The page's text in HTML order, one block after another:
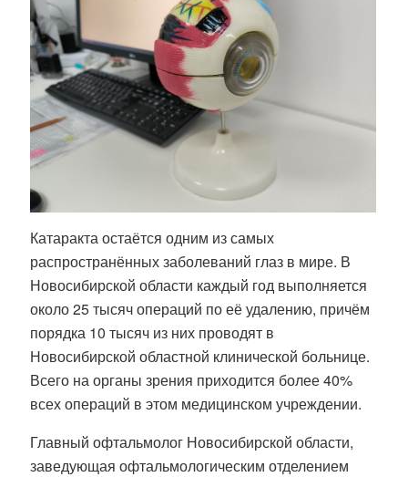
Катаракта остаётся одним из самых
распространённых заболеваний глаз в мире. В
Новосибирской области каждый год выполняется
около 25 тысяч операций по её удалению, причём
порядка 10 тысяч из них проводят в
Новосибирской областной клинической больнице.
Всего на органы зрения приходится более 40%
всех операций в этом медицинском учреждении.
Главный офтальмолог Новосибирской области,
заведующая офтальмологическим отделением